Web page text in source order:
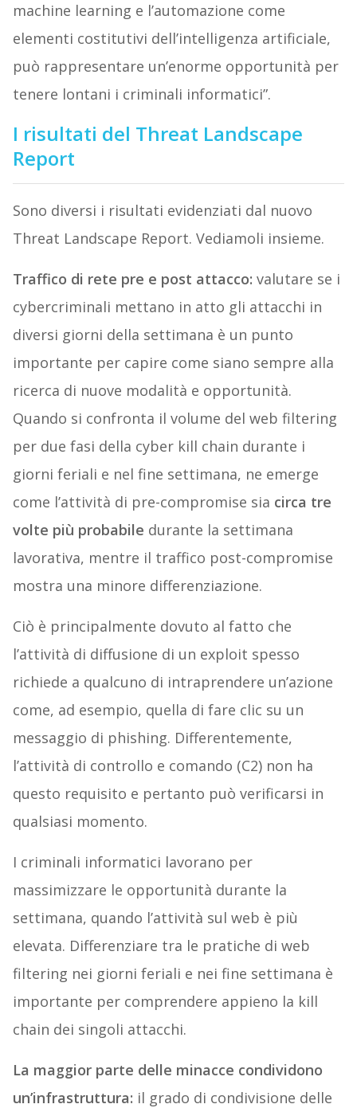
machine learning e l’automazione come
elementi costitutivi dell’intelligenza artificiale,
può rappresentare un’enorme opportunità per
tenere lontani i criminali informatici”.
I risultati del Threat Landscape
Report
Sono diversi i risultati evidenziati dal nuovo
Threat Landscape Report. Vediamoli insieme.
Traffico di rete pre e post attacco: valutare se i
cybercriminali mettano in atto gli attacchi in
diversi giorni della settimana è un punto
importante per capire come siano sempre alla
ricerca di nuove modalità e opportunità.
Quando si confronta il volume del web filtering
per due fasi della cyber kill chain durante i
giorni feriali e nel fine settimana, ne emerge
come l’attività di pre-compromise sia circa tre
volte più probabile durante la settimana
lavorativa, mentre il traffico post-compromise
mostra una minore differenziazione.
Ciò è principalmente dovuto al fatto che
l’attività di diffusione di un exploit spesso
richiede a qualcuno di intraprendere un’azione
come, ad esempio, quella di fare clic su un
messaggio di phishing. Differentemente,
l’attività di controllo e comando (C2) non ha
questo requisito e pertanto può verificarsi in
qualsiasi momento.
I criminali informatici lavorano per
massimizzare le opportunità durante la
settimana, quando l’attività sul web è più
elevata. Differenziare tra le pratiche di web
filtering nei giorni feriali e nei fine settimana è
importante per comprendere appieno la kill
chain dei singoli attacchi.
La maggior parte delle minacce condividono
un’infrastruttura: il grado di condivisione delle